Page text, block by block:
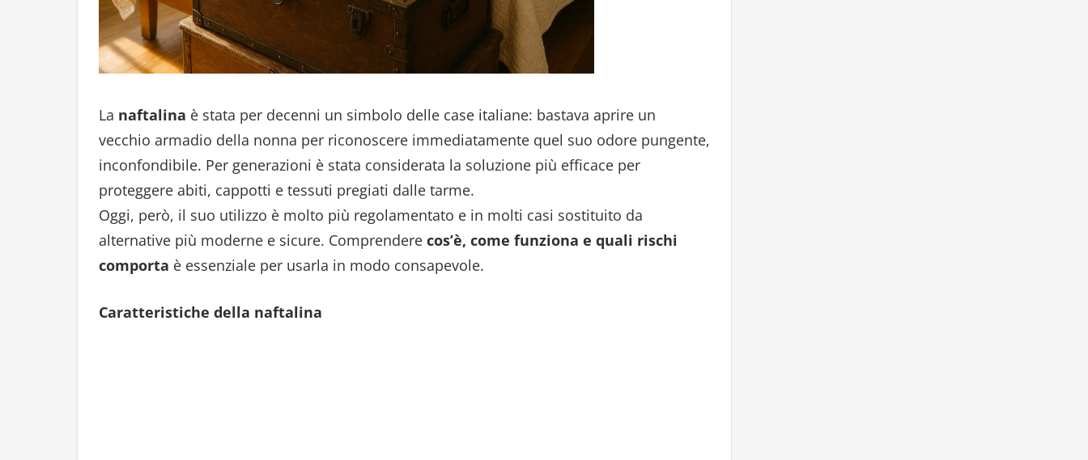
La naftalina è stata per decenni un simbolo delle case italiane: bastava aprire un
vecchio armadio della nonna per riconoscere immediatamente quel suo odore pungente,
inconfondibile. Per generazioni è stata considerata la soluzione più efficace per
proteggere abiti, cappotti e tessuti pregiati dalle tarme.
Oggi, però, il suo utilizzo è molto più regolamentato e in molti casi sostituito da
alternative più moderne e sicure. Comprendere cos’è, come funziona e quali rischi
comporta è essenziale per usarla in modo consapevole.
Caratteristiche della naftalina